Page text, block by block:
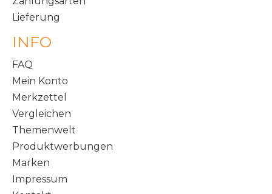
Lieferung
INFO
FAQ
Mein Konto
Merkzettel
Vergleichen
Themenwelt
Produktwerbungen
Marken
Impressum